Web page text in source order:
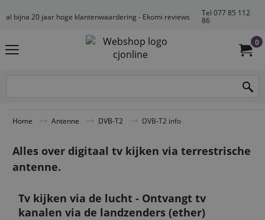
al bijna 20 jaar hoge klantenwaardering - Ekomi reviews
Tel 077 85 112
86
0
Home Antenne DVB-T2 DVB-T2 info
Alles over digitaal tv kijken via terrestrische
antenne.
Tv kijken via de lucht - Ontvangt tv
kanalen via de landzenders (ether)